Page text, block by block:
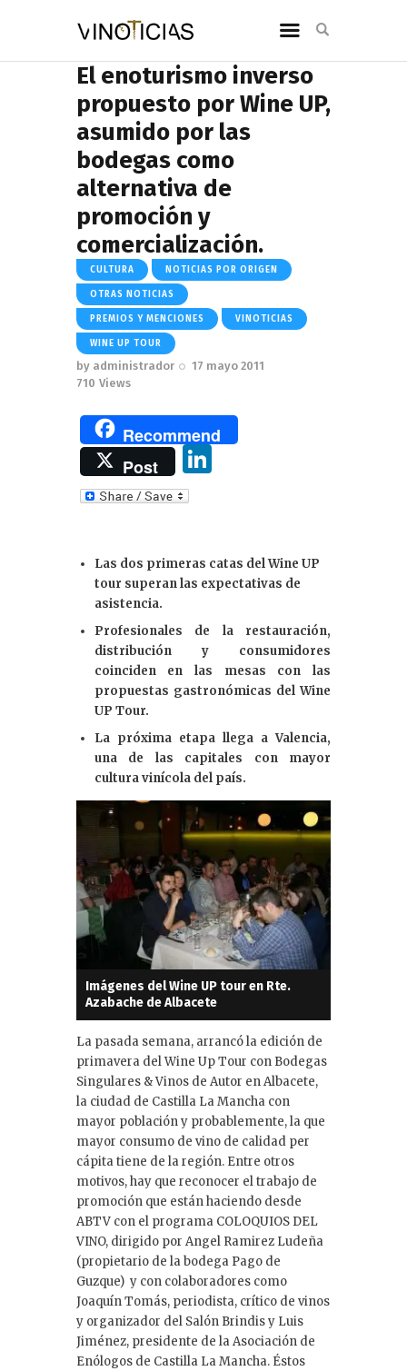
El enoturismo inverso
propuesto por Wine UP,
asumido por las
bodegas como
alternativa de
promoción y
comercialización.
CULTURA NOTICIAS POR ORIGEN
OTRAS NOTICIAS
PREMIOS Y MENCIONES VINOTICIAS
WINE UP TOUR
by administrador
17 mayo 2011
710 Views
Recommend
Post
dI
Las dos primeras catas del Wine UP
tour superan las expectativas de
asistencia.
Profesionales de la restauración,
distribución y consumidores
coinciden en las mesas con las
propuestas gastronómicas del Wine
UP Tour.
La próxima etapa llega a Valencia,
una de las capitales con mayor
cultura vinícola del país.
Imágenes del Wine UP tour en Rte.
Azabache de Albacete
La pasada semana, arrancó la edición de
primavera del Wine Up Tour con Bodegas
Singulares & Vinos de Autor en Albacete,
la ciudad de Castilla La Mancha con
mayor población y probablemente, la que
mayor consumo de vino de calidad per
cápita tiene de la región. Entre otros
motivos, hay que reconocer el trabajo de
promoción que están haciendo desde
ABTV con el programa COLOQUIOS DEL
VINO, dirigido por Angel Ramirez Ludeña
(propietario de la bodega Pago de
Guzque) y con colaboradores como
Joaquín Tomás, periodista, crítico de vinos
y organizador del Salón Brindis y Luis
Jiménez, presidente de la Asociación de
Enólogos de Castilla La Mancha. Éstos